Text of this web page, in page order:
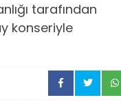
tarafından
konseriyle